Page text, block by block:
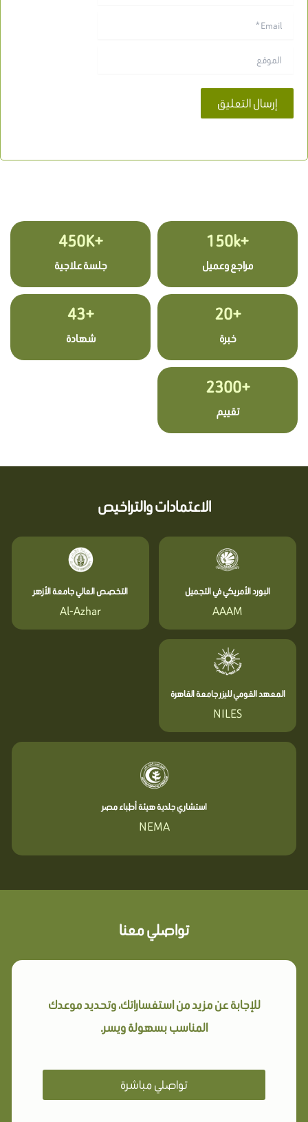
+150k
مراجع وعميل
+450K
جلسة علاجية
+20
خبرة
+43
شهادة
+2300
تقييم
الاعتمادات والتراخيص
البورد الأمريكي في التجميل
AAAM
التخصص العالي جامعة الأزهر
Al-Azhar
المعهد القومي لليزر جامعة القاهرة
NILES
استشاري جلدية هيئة أطباء مصر
NEMA
تواصلي معنا
للإجابة عن مزيد من استفساراتك، وتحديد موعدك
المناسب بسهولة ويسر.
تواصلي مباشرة